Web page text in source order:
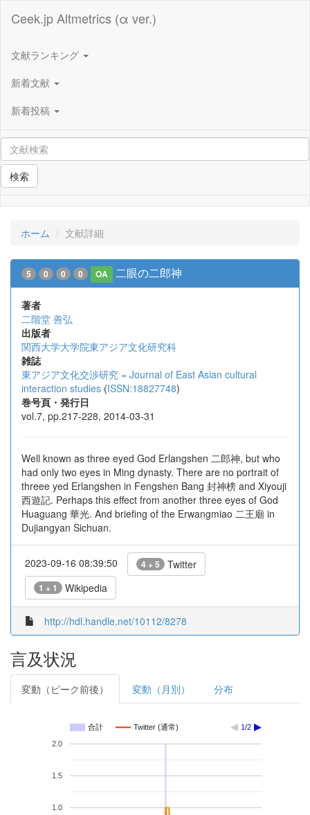
Ceek.jp Altmetrics (α ver.)
文献ランキング
新着文献
新着投稿
検索
ホーム 文献詳細
5 0 0 0 OA 二眼の二郎神
著者
二階堂 善弘
出版者
関西大学大学院東アジア文化研究科
雑誌
東アジア文化交渉研究 = Journal of East Asian cultural
interaction studies (ISSN:18827748)
巻号頁・発行日
vol.7, pp.217-228, 2014-03-31
Well known as three eyed God Erlangshen 二郎神, but who
had only two eyes in Ming dynasty. There are no portrait of
threee yed Erlangshen in Fengshen Bang 封神榜 and Xiyouji
西遊記. Perhaps this effect from another three eyes of God
Huaguang 華光. And briefing of the Erwangmiao 二王廟 in
Dujiangyan Sichuan.
2023-09-16 08:39:50 4 + 5 Twitter
1 + 1 Wikipedia
http://hdl.handle.net/10112/8278
言及状況
変動（ピーク前後） 変動（月別） 分布
合計 Twitter (通常) 1/2
1.0
1.5
2.0